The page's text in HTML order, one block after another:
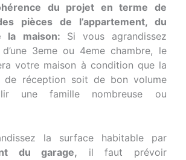
du projet en terme de
pièces de l’appartement, du
la maison: Si vous agrandissez
3eme ou 4eme chambre, le
votre maison à condition que la
de réception soit de bon volume
une famille nombreuse ou
la surface habitable par
du garage, il faut prévoir